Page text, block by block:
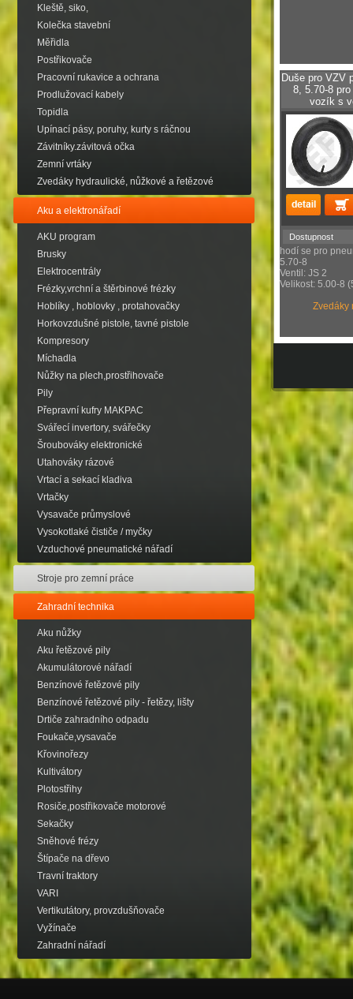
Kleště, siko,
Kolečka stavební
Měřidla
Postřikovače
Pracovní rukavice a ochrana
Prodlužovací kabely
Topidla
Upínací pásy, poruhy, kurty s ráčnou
Závitníky.závitová očka
Zemní vrtáky
Zvedáky hydraulické, nůžkové a řetězové
Aku a elektronářadí
AKU program
Brusky
Elektrocentrály
Frézky,vrchní a štěrbinové frézky
Hoblíky , hoblovky , protahovačky
Horkovzdušné pistole, tavné pistole
Kompresory
Míchadla
Nůžky na plech,prostřihovače
Pily
Přepravní kufry MAKPAC
Svářecí invertory, svářečky
Šroubováky elektronické
Utahováky rázové
Vrtací a sekací kladiva
Vrtačky
Vysavače průmyslové
Vysokotlaké čističe / myčky
Vzduchové pneumatické nářadí
Stroje pro zemní práce
Zahradní technika
Aku nůžky
Aku řetězové pily
Akumulátorové nářadí
Benzínové řetězové pily
Benzínové řetězové pily - řetězy, lišty
Drtiče zahradního odpadu
Foukače,vysavače
Křovinořezy
Kultivátory
Plotostřihy
Rosiče,postřikovače motorové
Sekačky
Sněhové frézy
Štípače na dřevo
Travní traktory
VARI
Vertikutátory, provzdušňovače
Vyžínače
Zahradní nářadí
Duše pro VZV
8, 5.70-8
vozík s
Dostupnost
hodí se pro
5.70-8
Ventil: JS 2
Velikost: 5.00-8
Zvedáky